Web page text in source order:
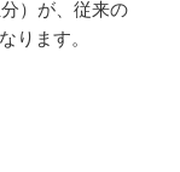
）が、従来の
ります。